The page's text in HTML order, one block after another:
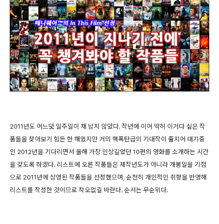
2011년도 어느덧 일주일이 채 남지 않았다. 작년에 이어 딱히 이거다 싶은 작
품들을 찾아보기 힘든 한 해였지만 거의 핵폭탄급의 기대작이 줄지어 대기중
인 2012년을 기다리면서 올해 가장 인상깊었던 10편의 영화를 소개하는 시간
을 갖도록 하겠다. 리스트에 오른 작품들은 제작년도가 아니라 개봉일을 기점
으로 2011년에 상영된 작품들을 선정했으며, 순전히 개인적인 취향을 반영해
리스트를 작성한 것이므로 착오없길 바란다. 순서는 무순위다.